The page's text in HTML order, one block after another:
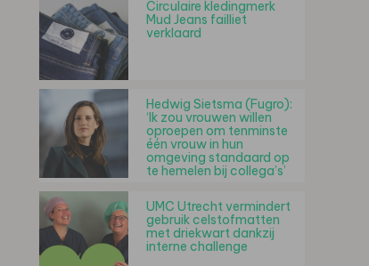
Circulaire kledingmerk
Mud Jeans failliet
verklaard
Hedwig Sietsma (Fugro):
‘Ik zou vrouwen willen
oproepen om tenminste
één vrouw in hun
omgeving standaard op
te hemelen bij collega’s’
UMC Utrecht vermindert
gebruik celstofmatten
met driekwart dankzij
interne challenge